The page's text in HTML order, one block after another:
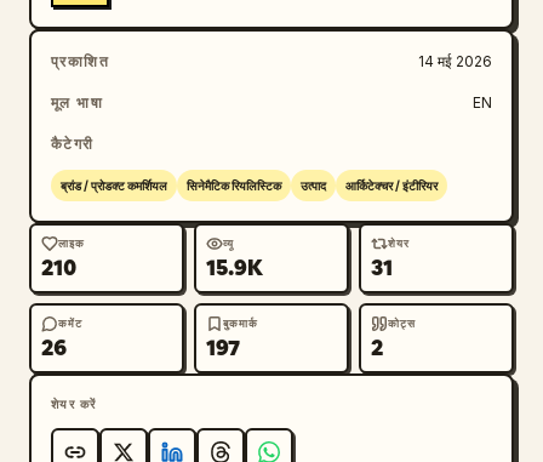
प्रकाशित 14 मई 2026
मूल भाषा EN
कैटेगरी
ब्रांड / प्रोडक्ट कमर्शियल सिनेमैटिक रियलिस्टिक उत्पाद आर्किटेक्चर / इंटीरियर
लाइक
210
व्यू
15.9K
शेयर
31
कमेंट
26
बुकमार्क
197
कोट्स
2
शेयर करें